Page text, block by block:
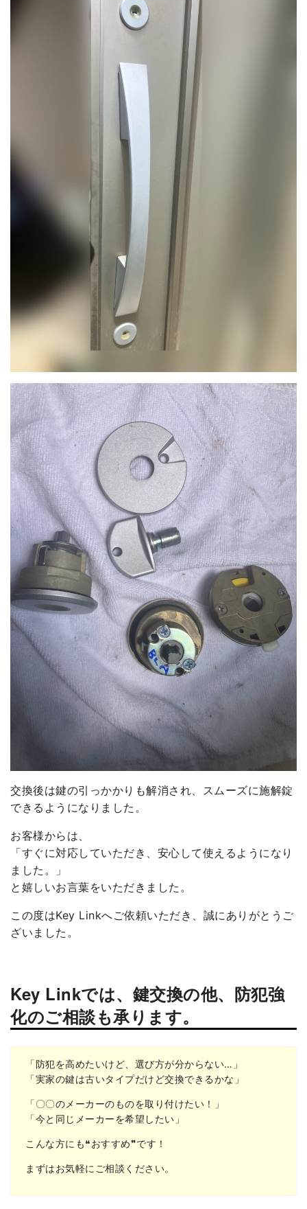
交換後は鍵の引っかかりも解消され、スムーズに施解錠
できるようになりました。
お客様からは、
「すぐに対応していただき、安心して使えるようになり
ました。」
と嬉しいお言葉をいただきました。
この度はKey Linkへご依頼いただき、誠にありがとうご
ざいました。
Key Linkでは、鍵交換の他、防犯強
化のご相談も承ります。
「防犯を高めたいけど、選び方が分からない…」
「実家の鍵は古いタイプだけど交換できるかな」
「〇〇のメーカーのものを取り付けたい！」
「今と同じメーカーを希望したい」
こんな方にも❝おすすめ❞です！
まずはお気軽にご相談ください。